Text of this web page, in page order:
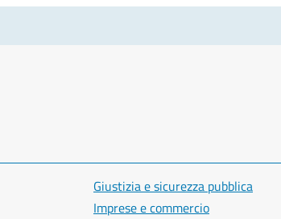
Giustizia e sicurezza pubblica
Imprese e commercio